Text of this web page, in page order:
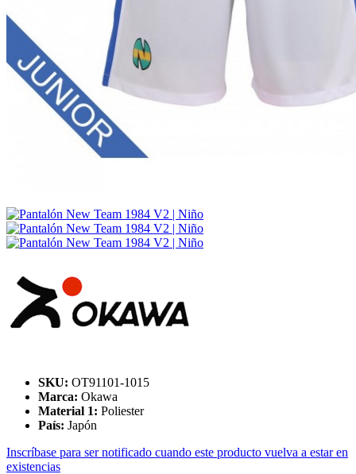
SKU: OT91101-1015
Marca: Okawa
Material 1: Poliester
País: Japón
Inscríbase para ser notificado cuando este producto vuelva a estar en
existencias